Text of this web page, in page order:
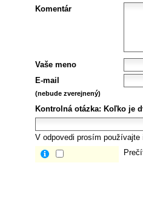
Komentár
Vaše meno
E-mail
(nebude zverejnený)
Kontrolná otázka: Koľko je
V odpovedi prosím